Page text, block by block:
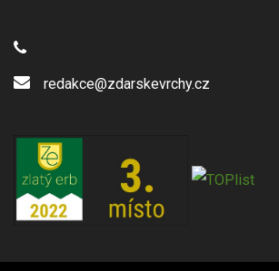
redakce@zdarskevrchy.cz